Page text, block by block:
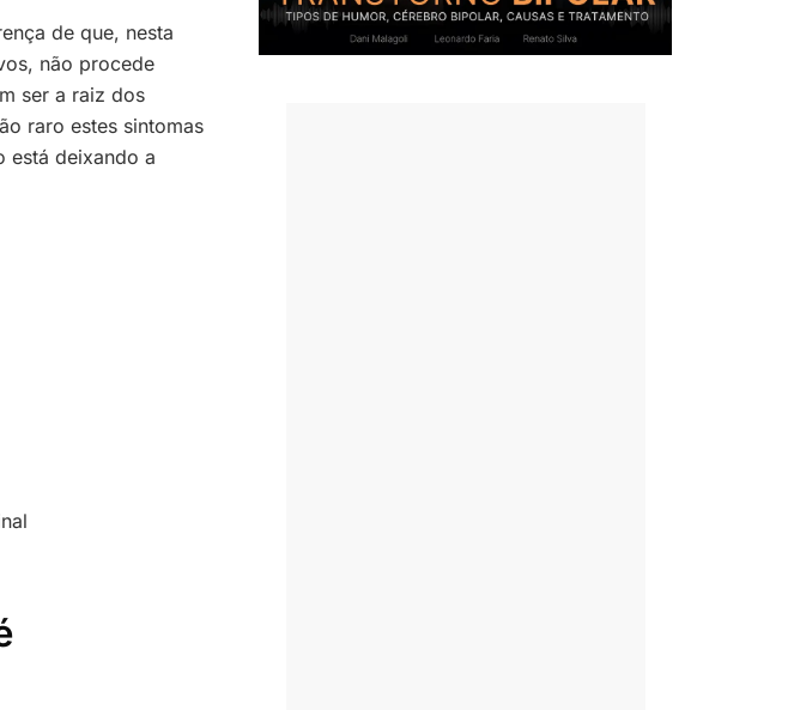
de que, nesta
não procede
ser a raiz dos
raro estes sintomas
está deixando a